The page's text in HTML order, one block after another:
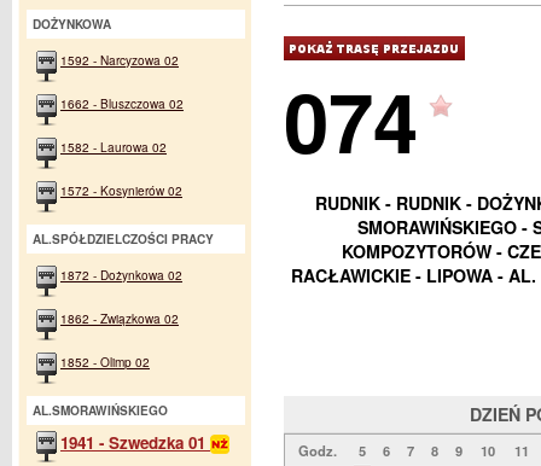
074
RUDNIK - RUDNIK -
SMORAWIŃSKIEGO -
KOMPOZYTORÓW -
RACŁAWICKIE - LIPOWA -
DZIEŃ
Godz. 5 6 7 8 9 10
11
DOŻYNKOWA
1592 - Narcyzowa 02
1662 - Bluszczowa 02
1582 - Laurowa 02
1572 - Kosynierów 02
AL.SPÓŁDZIELCZOŚCI PRACY
1872 - Dożynkowa 02
1862 - Związkowa 02
1852 - Olimp 02
AL.SMORAWIŃSKIEGO
1941 - Szwedzka 01